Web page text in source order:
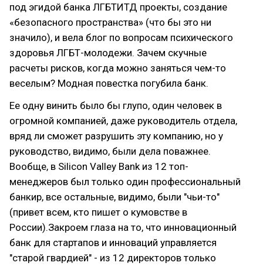
под эгидой банка ЛГБТИТД проекты, создание
«безопасного пространства» (что бы это ни
значило), и вела блог по вопросам психического
здоровья ЛГБТ-молодежи. Зачем скучные
расчеты рисков, когда можно заняться чем-то
веселым? Модная повестка погубила банк.
Ее одну винить было бы глупо, один человек в
огромной компанией, даже руководитель отдела,
вряд ли сможет разрушить эту компанию, но у
руководство, видимо, были дела поважнее.
Вообще, в Silicon Valley Bank из 12 топ-
менеджеров был только один профессиональный
банкир, все остальные, видимо, были "чьи-то"
(привет всем, кто пишет о кумовстве в
России).Закроем глаза на то, что инновационный
банк для стартапов и инноваций управляется
"старой гвардией" - из 12 директоров только